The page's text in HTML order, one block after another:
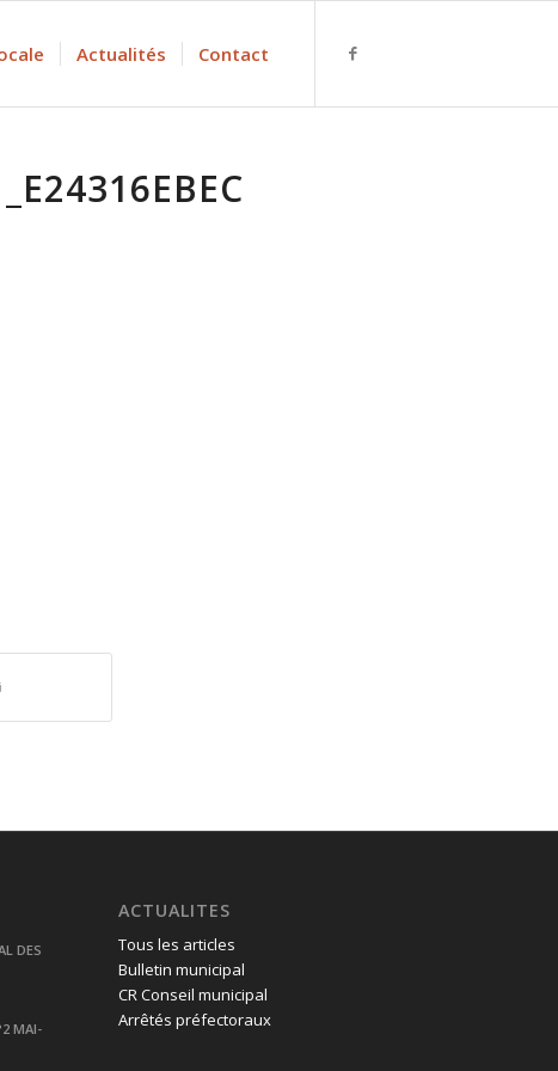
Actualités Contact
DES
MAI-
ACTUALITES
Tous les articles
Bulletin municipal
CR Conseil municipal
Arrêtés préfectoraux